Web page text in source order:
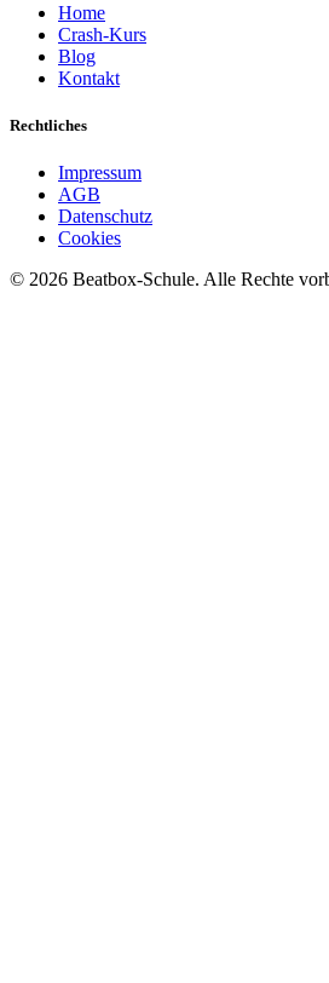
Home
Crash-Kurs
Blog
Kontakt
Rechtliches
Impressum
AGB
Datenschutz
Cookies
© 2026 Beatbox-Schule. Alle Rechte